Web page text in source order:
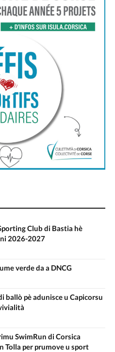
Club di Bastia hè
2026-2027
verde da a DNCG
ballò pè adunisce u Capicorsu
SwimRun di Corsica
Tolla per prumove u sport